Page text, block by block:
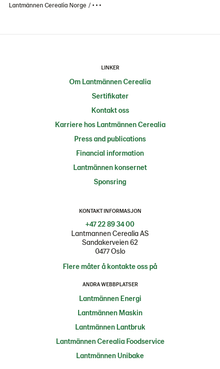
Lantmännen Cerealia Norge • • •
LINKER
Om Lantmännen Cerealia
Sertifikater
Kontakt oss
Karriere hos Lantmännen Cerealia
Press and publications
Financial information
Lantmännen konsernet
Sponsring
KONTAKT INFORMASJON
+47 22 89 34 00
Lantmannen Cerealia AS
Sandakerveien 62
0477 Oslo
Flere måter å kontakte oss på
ANDRA WEBBPLATSER
Lantmännen Energi
Lantmännen Maskin
Lantmännen Lantbruk
Lantmännen Cerealia Foodservice
Lantmännen Unibake